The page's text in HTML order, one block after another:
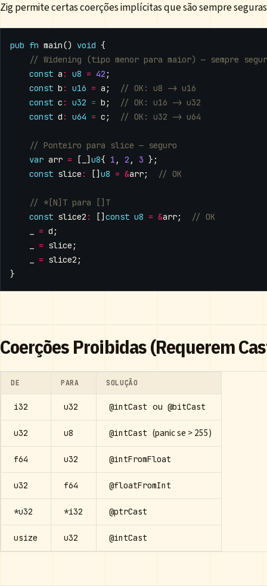
Zig permite certas coerções implícitas que são sempre
pub fn main() void {
const a : u8 = 42 ;
const b : u16 = a ;
const c : u32 = b ;
const d : u64 = c ;
var arr = [ ] u8{ 1 , 2 , 3 };
const slice : [] u8 = &arr;
const slice2 : [] const u8 = &arr;
= d ;
= slice ;
= slice2 ;
}
Coerções Proibidas (Requerem
DE PARA SOLUÇÃO
i32 u32 @intCast ou @bitCast
u32 u8 @intCast (panic se > 255)
f64 u32 @intFromFloat
u32 f64 @floatFromInt
*u32 *i32 @ptrCast
usize u32 @intCast